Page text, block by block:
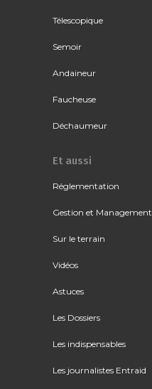
Télescopique
Semoir
Andaineur
Faucheuse
Déchaumeur
Et aussi
Réglementation
Gestion et Management
Sur le terrain
Vidéos
Astuces
Les Dossiers
Les indispensables
Les journalistes Entraid